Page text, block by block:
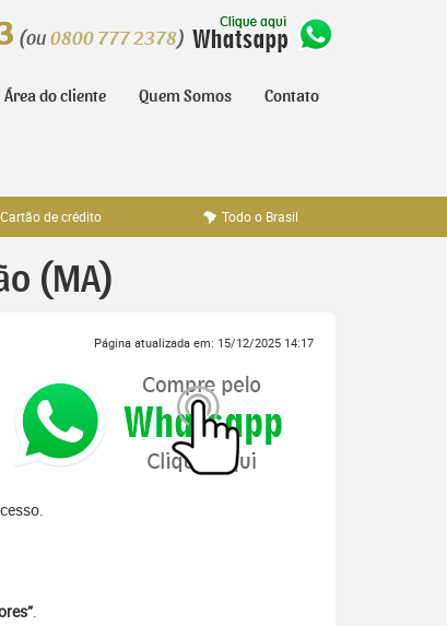
(ou 0800 777 2378)
Área do cliente Quem Somos Contato
Cartão de crédito Todo o Brasil
(MA)
Página atualizada em: 15/12/2025 14:17
.